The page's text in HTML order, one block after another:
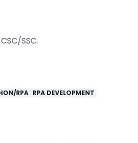
SSC.
RPA RPA DEVELOPMENT